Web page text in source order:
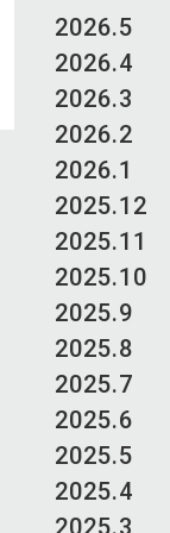
2026.5
2026.4
2026.3
2026.2
2026.1
2025.12
2025.11
2025.10
2025.9
2025.8
2025.7
2025.6
2025.5
2025.4
2025.3